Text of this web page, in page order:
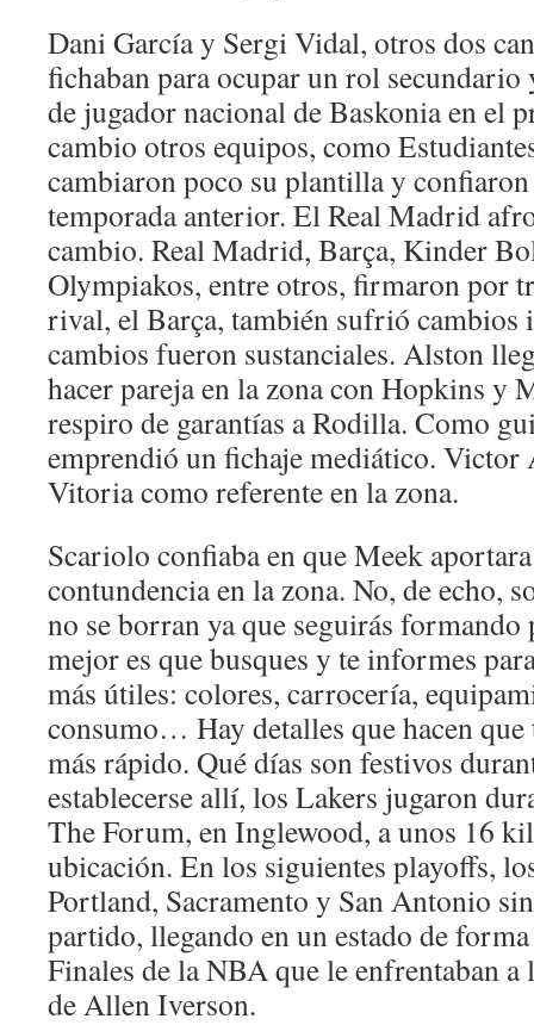
Dani García y Sergi Vidal, otros dos
fichaban para ocupar un rol secundario
de jugador nacional de Baskonia en el
cambio otros equipos, como
cambiaron poco su plantilla y
temporada anterior. El Real Madrid
cambio. Real Madrid, Barça, Kinder
Olympiakos, entre otros, firmaron por
rival, el Barça, también sufrió cambios
cambios fueron sustanciales. Alston
hacer pareja en la zona con Hopkins y
respiro de garantías a Rodilla. Como
emprendió un fichaje mediático. Victor
Vitoria como referente en la zona.
Scariolo confiaba en que Meek
contundencia en la zona. No, de echo,
no se borran ya que seguirás
mejor es que busques y te informes
más útiles: colores, carrocería,
consumo… Hay detalles que hacen que
más rápido. Qué días son festivos
establecerse allí, los Lakers jugaron
The Forum, en Inglewood, a unos 16
ubicación. En los siguientes playoffs,
Portland, Sacramento y San Antonio
partido, llegando en un estado de
Finales de la NBA que le enfrentaban
de Allen Iverson.